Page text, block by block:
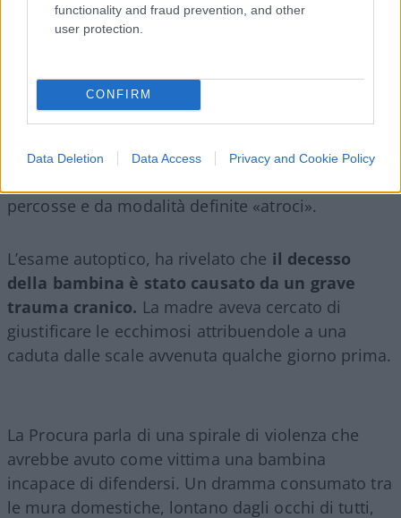
functionality and fraud prevention, and other
user protection.
CONFIRM
Data Deletion Data Access Privacy and Cookie Policy
numerosimessaggi WhatsApp che
documenterebbero episodi di violenza e
Nell’ordinanza di custodia cautelare, il giudice
descrive un quadro fatto di maltrattamenti
comportamenti caratterizzati da una «indole
percosse e da modalità definite «atroci».
L’esame autoptico, ha rivelato che il decesso
della bambina è stato causato da un grave
trauma cranico. La madre aveva cercato di
giustificare le ecchimosi attribuendole a una
caduta dalle scale avvenuta qualche giorno prima.
La Procura parla di una spirale di violenza che
avrebbe avuto come vittima una bambina
incapace di difendersi. Un dramma consumato tra
le mura domestiche, lontano dagli occhi di tutti,